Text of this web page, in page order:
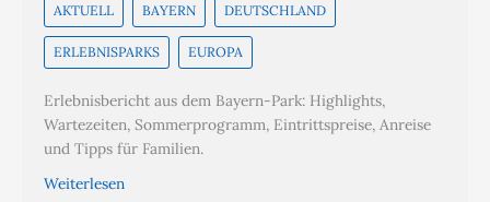
AKTUELL BAYERN DEUTSCHLAND
ERLEBNISPARKS EUROPA
Erlebnisbericht aus dem Bayern-Park: Highlights,
Wartezeiten, Sommerprogramm, Eintrittspreise, Anreise
und Tipps für Familien.
Weiterlesen